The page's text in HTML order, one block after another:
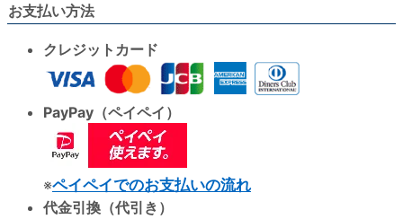
お支払い方法
クレジットカード
PayPay（ペイペイ）
※ペイペイでのお支払いの流れ
代金引換（代引き）